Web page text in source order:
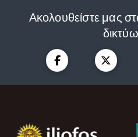
Ακολουθείστε μας